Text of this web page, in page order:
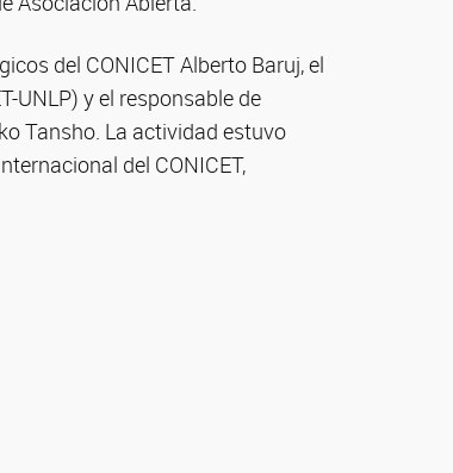
del CONICET Alberto Baruj, el
UNLP) y el responsable de
Tansho. La actividad estuvo
del CONICET,